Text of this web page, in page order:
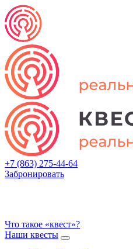
+7 (863) 275-44-64
Забронировать
Что такое «квест»?
Наши квесты